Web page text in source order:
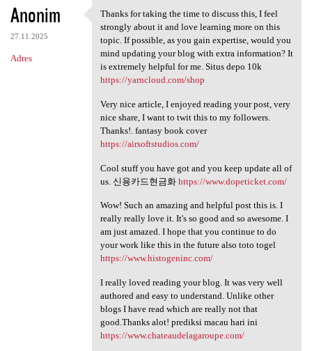
Anonim
27.11.2025
Adres
Thanks for taking the time to
Thanks for taking the time to discuss this, I feel
strongly about it and love learning more on this
topic. If possible, as you gain expertise, would you
mind updating your blog with extra information? It
is extremely helpful for me. Situs depo 10k
https://yarncloud.com/shop
Very nice article, I enjoyed reading your post, very
nice share, I want to twit this to my followers.
Thanks!. fantasy book cover
https://airsoftstudios.com/
Cool stuff you have got and you keep update all of
us. 신용카드현금화 https://www.dopeticket.com/
Wow! Such an amazing and helpful post this is. I
really really love it. It's so good and so awesome. I
am just amazed. I hope that you continue to do
your work like this in the future also toto togel
https://www.histogeninc.com/
I really loved reading your blog. It was very well
authored and easy to understand. Unlike other
blogs I have read which are really not that
good.Thanks alot! prediksi macau hari ini
https://www.chateaudelagaroupe.com/